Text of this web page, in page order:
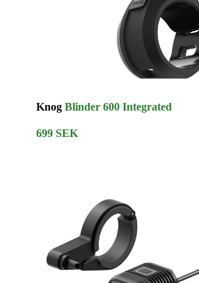
KnogBlinder 600 Integrated
699 SEK